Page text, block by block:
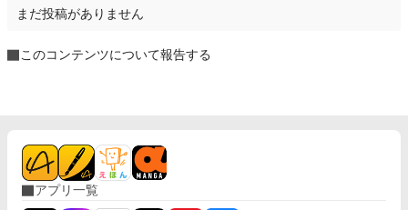
まだ投稿がありません
このコンテンツについて報告する
アプリ一覧